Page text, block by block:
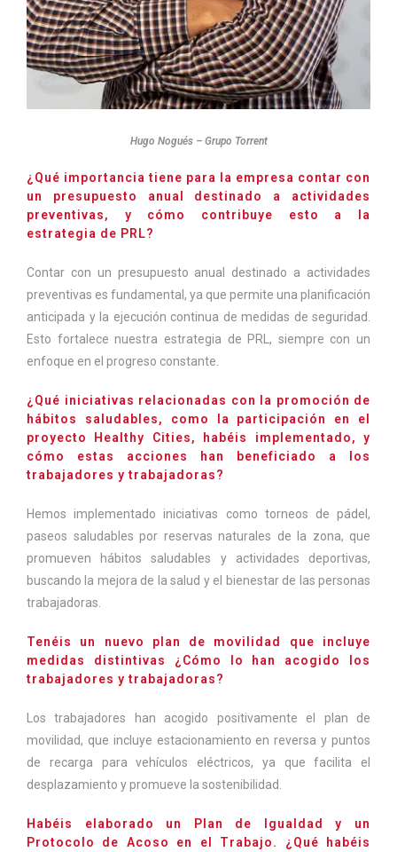
Hugo Nogués – Grupo Torrent
¿Qué importancia tiene para la empresa contar con
un presupuesto anual destinado a actividades
preventivas, y cómo contribuye esto a la
estrategia de PRL?
Contar con un presupuesto anual destinado a actividades
preventivas es fundamental, ya que permite una planificación
anticipada y la ejecución continua de medidas de seguridad.
Esto fortalece nuestra estrategia de PRL, siempre con un
enfoque en el progreso constante.
¿Qué iniciativas relacionadas con la promoción de
hábitos saludables, como la participación en el
proyecto Healthy Cities, habéis implementado, y
cómo estas acciones han beneficiado a los
trabajadores y trabajadoras?
Hemos implementado iniciativas como torneos de pádel,
paseos saludables por reservas naturales de la zona, que
promueven hábitos saludables y actividades deportivas,
buscando la mejora de la salud y el bienestar de las personas
trabajadoras.
Tenéis un nuevo plan de movilidad que incluye
medidas distintivas ¿Cómo lo han acogido los
trabajadores y trabajadoras?
Los trabajadores han acogido positivamente el plan de
movilidad, que incluye estacionamiento en reversa y puntos
de recarga para vehículos eléctricos, ya que facilita el
desplazamiento y promueve la sostenibilidad.
Habéis elaborado un Plan de Igualdad y un
Protocolo de Acoso en el Trabajo. ¿Qué habéis